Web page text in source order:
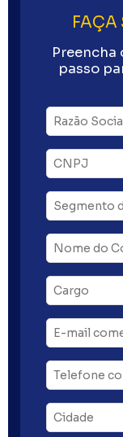
FAÇA
passo